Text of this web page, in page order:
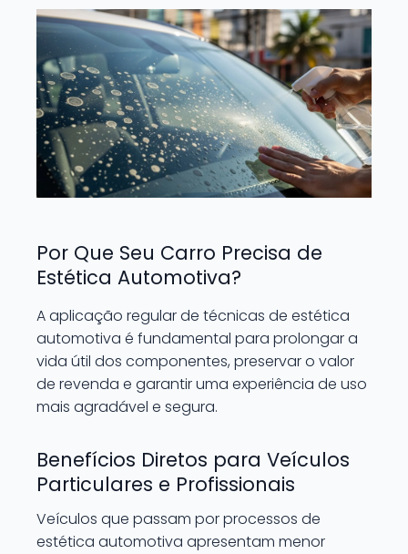
Por Que Seu Carro Precisa de
Estética Automotiva?
A aplicação regular de técnicas de estética
automotiva é fundamental para prolongar a
vida útil dos componentes, preservar o valor
de revenda e garantir uma experiência de uso
mais agradável e segura.
Benefícios Diretos para Veículos
Particulares e Profissionais
Veículos que passam por processos de
estética automotiva apresentam menor